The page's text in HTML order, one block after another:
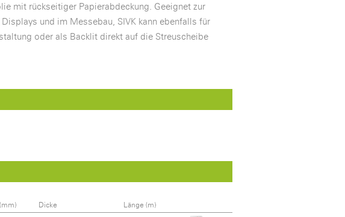
mit rückseitiger Papierabdeckung. Geeignet zur
und im Messebau, SIVK kann ebenfalls für
oder als Backlit direkt auf die Streuscheibe
Dicke Länge (m)